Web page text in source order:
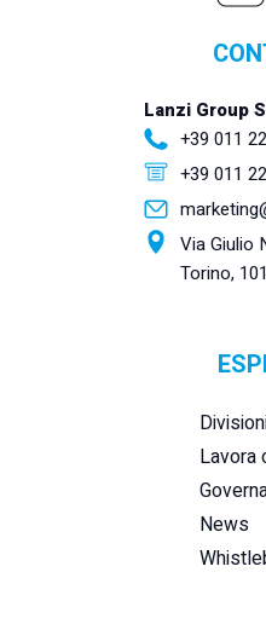
Lanzi Group
+39 011
+39 011
Via Giulio
Torino,
Lavora
News